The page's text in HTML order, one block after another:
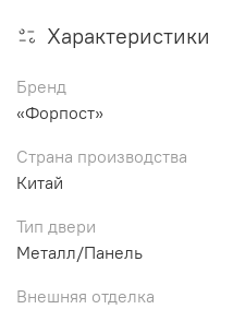
Характеристики
Бренд
«Форпост»
Страна производства
Китай
Тип двери
Металл/Панель
Внешняя отделка